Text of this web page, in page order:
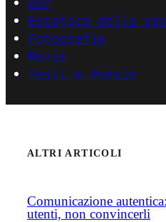
Estetica della
Fotografia
Movie
Testi e Poesie
ALTRI ARTICOLI
Comunicazione
utenti, non convincerli